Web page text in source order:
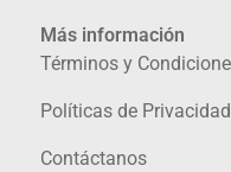
Más información
Términos y
Políticas de Privacidad
Contáctanos